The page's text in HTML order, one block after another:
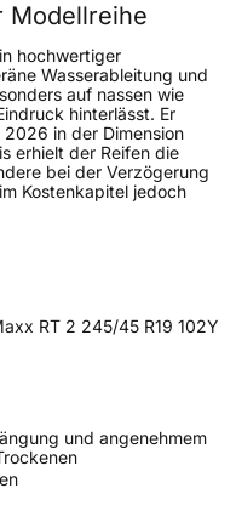
Modellreihe
hochwertiger
Wasserableitung und
auf nassen wie
hinterlässt. Er
in der Dimension
erhielt der Reifen die
bei der Verzögerung
Kostenkapitel jedoch
RT 2 245/45 R19 102Y
und angenehmem